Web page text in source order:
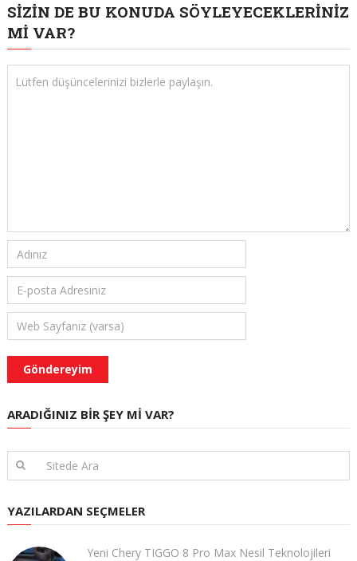
SIZIN DE BU KONUDA SÖYLEYECEKLERINIZ
MI VAR?
ARADIĞINIZ BIR ŞEY MI VAR?
YAZILARDAN SEÇMELER
Yeni Chery TIGGO 8 Pro Max Nesil Teknolojileri